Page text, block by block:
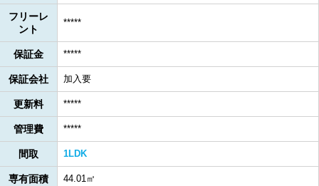
フリーレ
ント
*****
保証金 *****
保証会社 加入要
更新料 *****
管理費 *****
間取 1LDK
専有面積 44.01㎡